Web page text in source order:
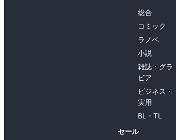
総合
コミック
ラノベ
小説
雑誌・グラ
ビア
ビジネス・
実用
BL・TL
セール